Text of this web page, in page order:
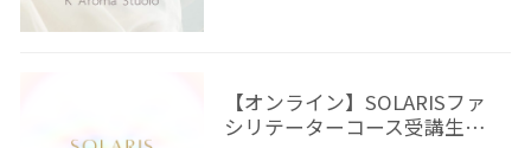
【オンライン】SOLARISファ
シリテーターコース受講生…